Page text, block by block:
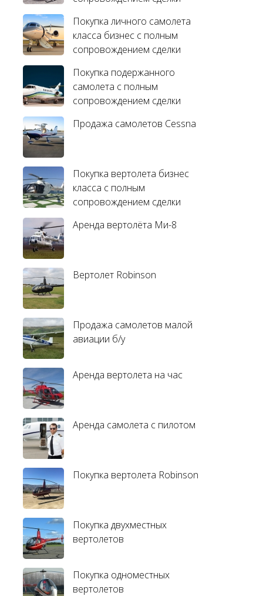
Покупка личного самолета
класса бизнес с полным
сопровождением сделки
Покупка подержанного
самолета с полным
сопровождением сделки
Продажа самолетов Cessna
Покупка вертолета бизнес
класса с полным
сопровождением сделки
Аренда вертолёта Ми-8
Вертолет Robinson
Продажа самолетов малой
авиации б/у
Аренда вертолета на час
Аренда самолета с пилотом
Покупка вертолета Robinson
Покупка двухместных
вертолетов
Покупка одноместных
вертолетов